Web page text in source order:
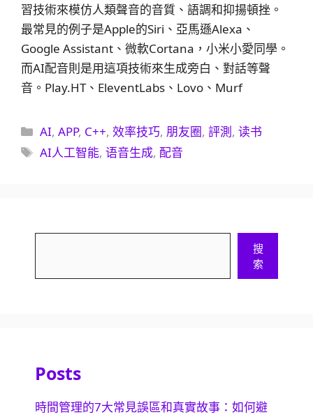
習技術來模仿人類聲音的音質、語調和抑揚頓挫。
最常見的例子是Apple的Siri、亞馬遜Alexa、
Google Assistant、微軟Cortana，小米小愛同學。
而AI配音則是用這項技術來生成旁白、對話等聲
音。Play.HT、EleventLabs、Lovo、Murf
分
類
AI,APP, C++,效率技巧, 朋友圈,評測,读书
標
AI人工智能,语音生成,配音
搜
索
Posts
時間管理的7大常見誤區和真實故事：如何避